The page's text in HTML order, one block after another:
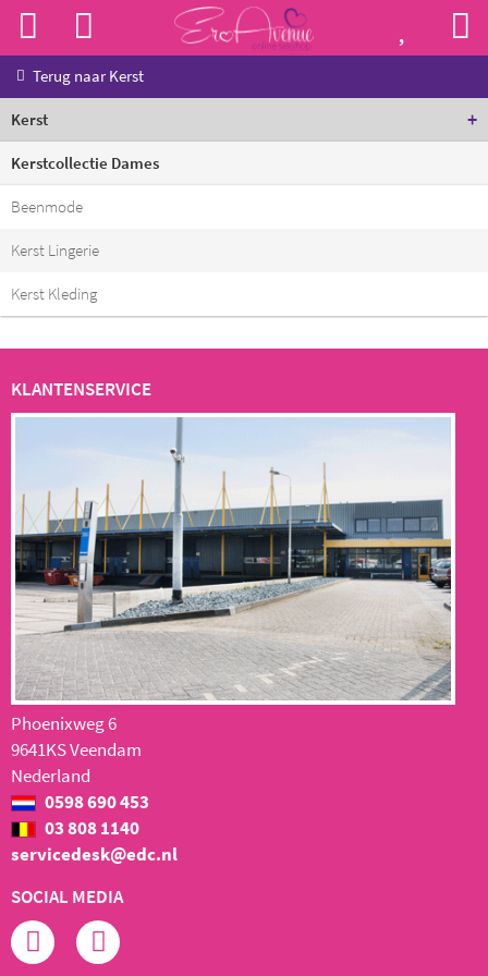
Terug naarKerst
Kerst +
Kerstcollectie Dames
Beenmode
Kerst Lingerie
Kerst Kleding
KLANTENSERVICE
Phoenixweg 6
9641KS Veendam
Nederland
0598 690 453
03 808 1140
servicedesk@edc.nl
SOCIAL MEDIA